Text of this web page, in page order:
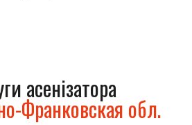
асенізатора
Франковская обл.